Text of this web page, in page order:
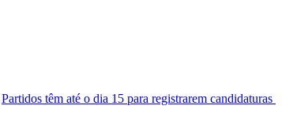
15 para registrarem candidaturas nos tribunais